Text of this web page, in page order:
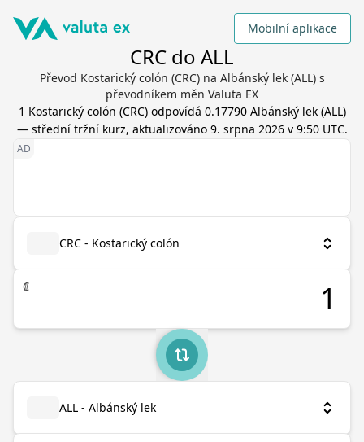
Mobilní aplikace
CRC do ALL
Převod Kostarický colón (CRC) na Albánský lek (ALL) s
převodníkem měn Valuta EX
1 Kostarický colón (CRC) odpovídá 0.17790 Albánský lek(ALL)
— střední tržní kurz, aktualizováno 9. srpna 2026 v 9:50 UTC.
CRC - Kostarický colón
₡
ALL - Albánský lek